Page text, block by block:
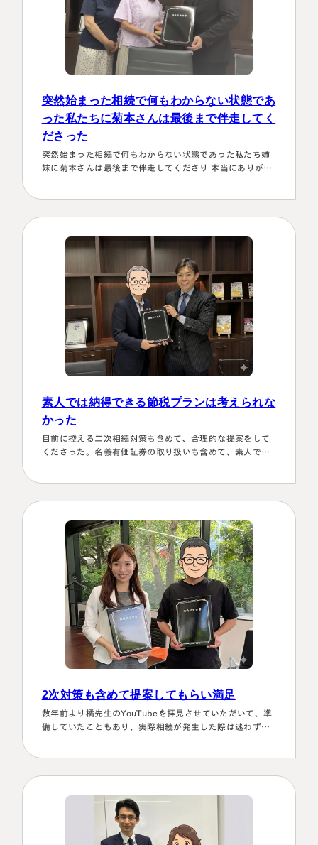
450-0002
知県名古屋市中村区名駅三丁目28
名古屋ビルヂング25階
〒330-0854
埼玉県さいたま市大宮区桜木町一丁目
195番地1
Access
突然始まった相続で何もわからない状態であ
った私たちに菊本さんは最後まで伴走してく
ださった
突然始まった相続で何もわからない状態であった私たち姉
妹に菊本さんは最後まで伴走してくださり 本当にありがた
ルでも電話 すぐに教えてくださり、無事納税を済ませるこ
とができほっとしていま…
素人では納得できる節税プランは考えられな
かった
目前に控える二次相続対策も含めて、合理的な提案をして
くださった。名義有価証券の取り扱いも含めて、素人では
2次対策も含めて提案してもらい満足
数年前より橘先生のYouTubeを拝見させていただいて、準
備していたこともあり、実際相続が発生した際は迷わず相